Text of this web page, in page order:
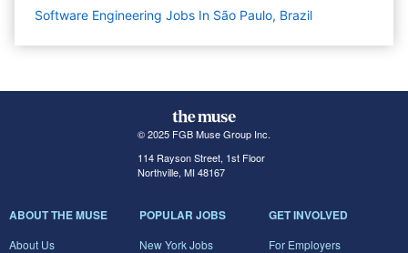
Software Engineering Jobs In São Paulo, Brazil
© 2025 FGB Muse Group Inc.
114 Rayson Street, 1st Floor
Northville, MI 48167
ABOUT THE MUSE
About Us
POPULAR JOBS
New York Jobs
GET INVOLVED
For Employers